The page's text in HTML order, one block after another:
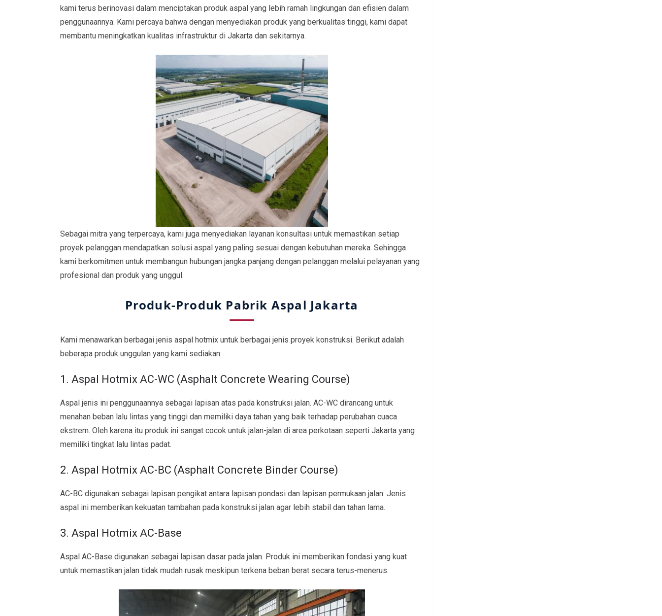
kami terus berinovasi dalam menciptakan produk aspal yang lebih ramah lingkungan dan efisien dalam
penggunaannya. Kami percaya bahwa dengan menyediakan produk yang berkualitas tinggi, kami dapat
membantu meningkatkan kualitas infrastruktur di Jakarta dan sekitarnya.
Sebagai mitra yang terpercaya, kami juga menyediakan layanan konsultasi untuk memastikan setiap
proyek pelanggan mendapatkan solusi aspal yang paling sesuai dengan kebutuhan mereka. Sehingga
kami berkomitmen untuk membangun hubungan jangka panjang dengan pelanggan melalui pelayanan yang
profesional dan produk yang unggul.
Produk-Produk Pabrik Aspal Jakarta
Kami menawarkan berbagai jenis aspal hotmix untuk berbagai jenis proyek konstruksi. Berikut adalah
beberapa produk unggulan yang kami sediakan:
1. Aspal Hotmix AC-WC (Asphalt Concrete Wearing Course)
Aspal jenis ini penggunaannya sebagai lapisan atas pada konstruksi jalan. AC-WC dirancang untuk
menahan beban lalu lintas yang tinggi dan memiliki daya tahan yang baik terhadap perubahan cuaca
ekstrem. Oleh karena itu produk ini sangat cocok untuk jalan-jalan di area perkotaan seperti Jakarta yang
memiliki tingkat lalu lintas padat.
2. Aspal Hotmix AC-BC (Asphalt Concrete Binder Course)
AC-BC digunakan sebagai lapisan pengikat antara lapisan pondasi dan lapisan permukaan jalan. Jenis
aspal ini memberikan kekuatan tambahan pada konstruksi jalan agar lebih stabil dan tahan lama.
3. Aspal Hotmix AC-Base
Aspal AC-Base digunakan sebagai lapisan dasar pada jalan. Produk ini memberikan fondasi yang kuat
untuk memastikan jalan tidak mudah rusak meskipun terkena beban berat secara terus-menerus.